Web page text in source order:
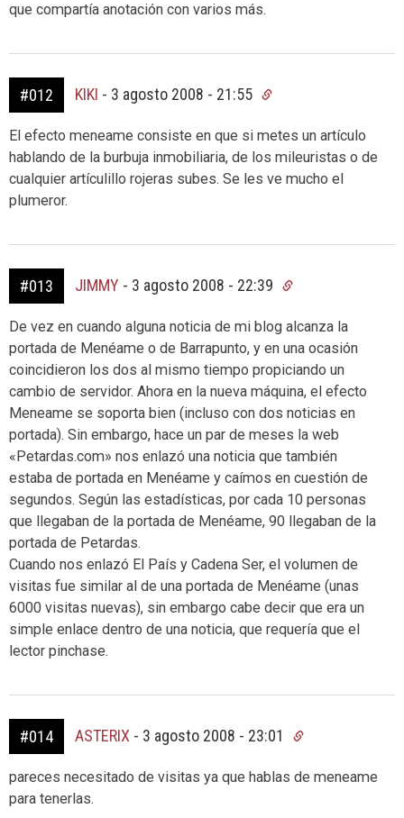
que compartía anotación con varios más.
#012 KIKI - 3 agosto 2008 - 21:55
El efecto meneame consiste en que si metes un artículo
hablando de la burbuja inmobiliaria, de los mileuristas o de
cualquier artículillo rojeras subes. Se les ve mucho el
plumeror.
#013 JIMMY - 3 agosto 2008 - 22:39
De vez en cuando alguna noticia de mi blog alcanza la
portada de Menéame o de Barrapunto, y en una ocasión
coincidieron los dos al mismo tiempo propiciando un
cambio de servidor. Ahora en la nueva máquina, el efecto
Meneame se soporta bien (incluso con dos noticias en
portada). Sin embargo, hace un par de meses la web
«Petardas.com» nos enlazó una noticia que también
estaba de portada en Menéame y caímos en cuestión de
segundos. Según las estadísticas, por cada 10 personas
que llegaban de la portada de Menéame, 90 llegaban de la
portada de Petardas.
Cuando nos enlazó El País y Cadena Ser, el volumen de
visitas fue similar al de una portada de Menéame (unas
6000 visitas nuevas), sin embargo cabe decir que era un
simple enlace dentro de una noticia, que requería que el
lector pinchase.
#014 ASTERIX - 3 agosto 2008 - 23:01
pareces necesitado de visitas ya que hablas de meneame
para tenerlas.